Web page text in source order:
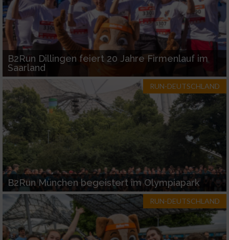
B2Run Dillingen feiert 20 Jahre Firmenlauf im
Saarland
RUN-DEUTSCHLAND
B2Run München begeistert im Olympiapark
RUN-DEUTSCHLAND
Notwendig
Performance
Funktional
Werbung